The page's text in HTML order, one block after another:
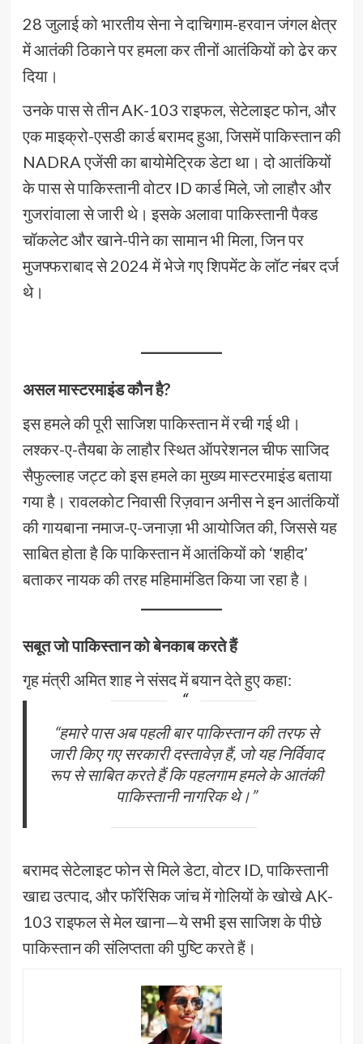
28 जुलाई को भारतीय सेना ने दाचिगाम-हरवान जंगल क्षेत्र
में आतंकी ठिकाने पर हमला कर तीनों आतंकियों को ढेर कर
दिया।
उनके पास से तीन AK-103 राइफल, सेटेलाइट फोन, और
एक माइक्रो-एसडी कार्ड बरामद हुआ, जिसमें पाकिस्तान की
NADRA एजेंसी का बायोमेट्रिक डेटा था। दो आतंकियों
के पास से पाकिस्तानी वोटर ID कार्ड मिले, जो लाहौर और
गुजरांवाला से जारी थे। इसके अलावा पाकिस्तानी पैक्ड
चॉकलेट और खाने-पीने का सामान भी मिला, जिन पर
मुजफ्फराबाद से 2024 में भेजे गए शिपमेंट के लॉट नंबर दर्ज
थे।
असल मास्टरमाइंड कौन है?
इस हमले की पूरी साजिश पाकिस्तान में रची गई थी।
लश्कर-ए-तैयबा के लाहौर स्थित ऑपरेशनल चीफ साजिद
सैफुल्लाह जट्ट को इस हमले का मुख्य मास्टरमाइंड बताया
गया है। रावलकोट निवासी रिज़वान अनीस ने इन आतंकियों
की गायबाना नमाज-ए-जनाज़ा भी आयोजित की, जिससे यह
साबित होता है कि पाकिस्तान में आतंकियों को ‘शहीद’
बताकर नायक की तरह महिमामंडित किया जा रहा है।
सबूत जो पाकिस्तान को बेनकाब करते हैं
गृह मंत्री अमित शाह ने संसद में बयान देते हुए कहा:
“हमारे पास अब पहली बार पाकिस्तान की तरफ से
जारी किए गए सरकारी दस्तावेज़ हैं, जो यह निर्विवाद
रूप से साबित करते हैं कि पहलगाम हमले के आतंकी
पाकिस्तानी नागरिक थे।”
बरामद सेटेलाइट फोन से मिले डेटा, वोटर ID, पाकिस्तानी
खाद्य उत्पाद, और फॉरेंसिक जांच में गोलियों के खोखे AK-
103 राइफल से मेल खाना—ये सभी इस साजिश के पीछे
पाकिस्तान की संलिप्तता की पुष्टि करते हैं।